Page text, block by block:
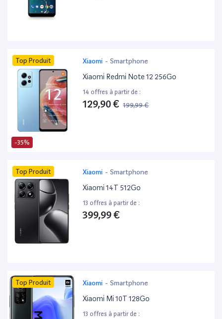
-35%
Top Produit Xiaomi - Smartphone
Xiaomi Redmi Note 12 256Go
14 offres à partir de :
129,90 € 199,99 €
Top Produit Xiaomi - Smartphone
Xiaomi 14T 512Go
13 offres à partir de :
399,99 €
Top Produit Xiaomi - Smartphone
Xiaomi Mi 10T 128Go
13 offres à partir de :